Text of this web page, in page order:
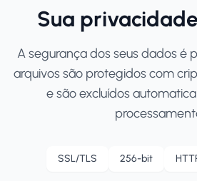
Sua
A segurança dos seus dados é
arquivos são protegidos com
e são excluídos
SSL/TLS 256-bit